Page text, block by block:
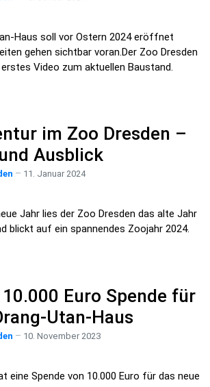
Haus soll vor Ostern 2024 eröffnet
gehen sichtbar voran.Der Zoo Dresden
Video zum aktuellen Baustand.
im Zoo Dresden –
Ausblick
11. Januar 2024
Jahr lies der Zoo Dresden das alte Jahr
blickt auf ein spannendes Zoojahr 2024.
Euro Spende für
Utan-Haus
10. November 2023
eine Spende von 10.000 Euro für das neue